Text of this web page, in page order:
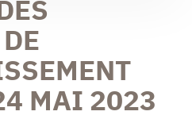
MAI 2023